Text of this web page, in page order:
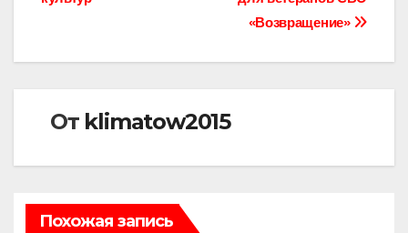
«Возвращение»
От klimatow2015
Похожая запись